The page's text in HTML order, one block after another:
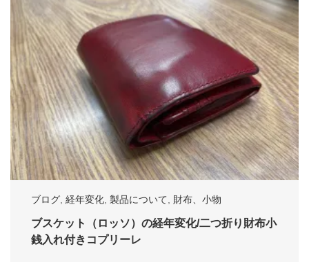
ブログ, 経年変化, 製品について, 財布、小物
ブスケット（ロッソ）の経年変化/二つ折り財布小
銭入れ付きコプリーレ